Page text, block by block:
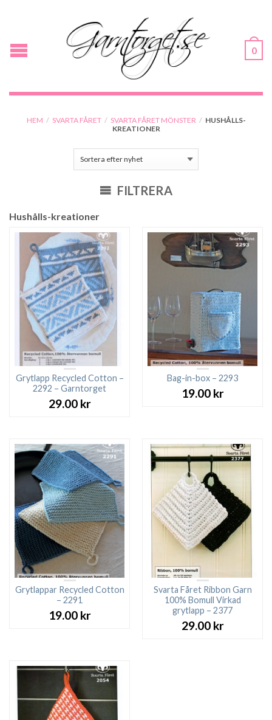
0
HEM / SVARTA FÅRET / SVARTA FÅRET MÖNSTER / HUSHÅLLS-
KREATIONER
FILTRERA
Hushålls-kreationer
Grytlapp Recycled Cotton –
2292 – Garntorget
29.00 kr
Bag-in-box – 2293
19.00 kr
Grytlappar Recycled Cotton
– 2291
19.00 kr
Svarta Fåret Ribbon Garn
100% Bomull Virkad
grytlapp – 2377
29.00 kr